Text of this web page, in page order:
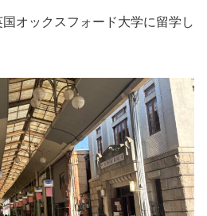
オックスフォード大学に留学し